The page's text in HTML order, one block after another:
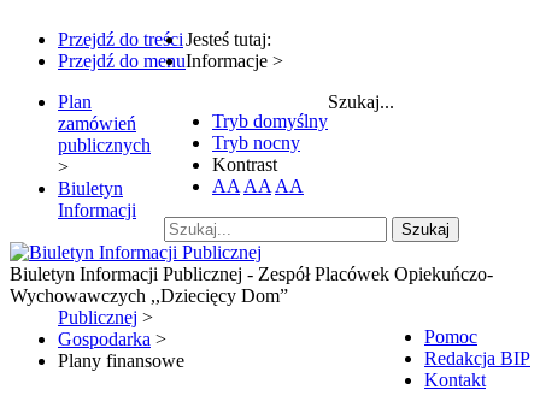
Przejdź do treści
Przejdź do menu
Tryb domyślny
Tryb nocny
Kontrast
AA AA AA
Szukaj...
Szukaj
Biuletyn Informacji Publicznej - Zespół Placówek Opiekuńczo-
Wychowawczych ,,Dziecięcy Dom”
Pomoc
Redakcja BIP
Kontakt
Jesteś tutaj:
Informacje >
Plan
zamówień
publicznych
>
Biuletyn
Informacji
Publicznej >
Gospodarka >
Plany finansowe